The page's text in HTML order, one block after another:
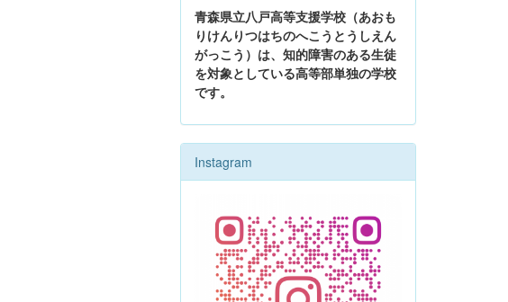
青森県立八戸高等支援学校（あおも
りけんりつはちのへこうとうしえん
がっこう）は、知的障害のある生徒
を対象としている高等部単独の学校
です。
Instagram